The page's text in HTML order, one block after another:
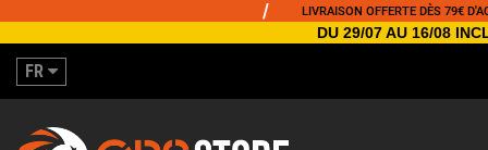
LIVRAISON OFFERTE DÈS 79€
DU 29/07 AU 16/08
FR